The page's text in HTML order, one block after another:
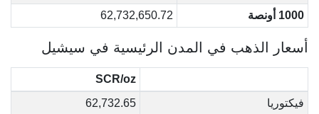
1000 أونصة
62,732,650.72
أسعار الذهب في المدن الرئيسية في سيشيل
SCR/oz
فيكتوريا
62,732.65